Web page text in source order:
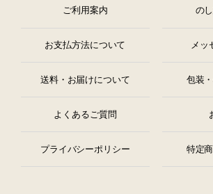
ご利用案内 の
お支払方法について メッ
送料・お届けについて 包装
よくあるご質問
プライバシーポリシー 特定